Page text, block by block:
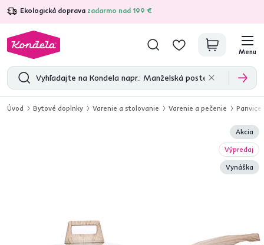
Ekologická doprava zadarmo nad 199 €
4,7 31 285overených produktových recenzií
Menu
Úvod Bytové doplnky Varenie a stolovanie Varenie a pečenie Panvice
Akcia
Výpredaj
Vynáška